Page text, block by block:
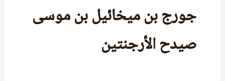
جورج بن ميخائيل بن موسى
صيدح الأرجنتين